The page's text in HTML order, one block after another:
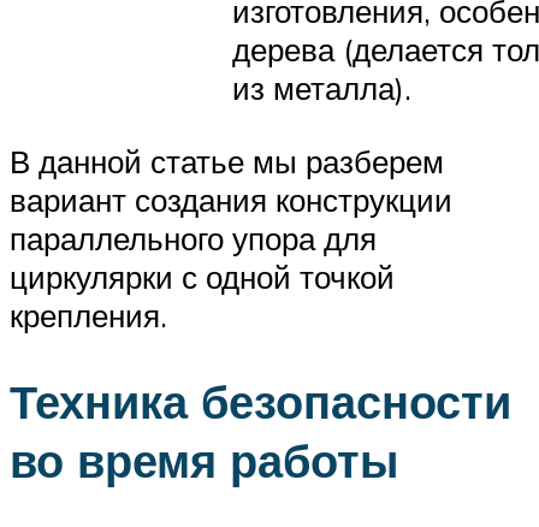
изготовления,
дерева (делается
из металла).
В данной статье мы разберем
вариант создания конструкции
параллельного упора для
циркулярки с одной точкой
крепления.
Техника безопасности
во время работы